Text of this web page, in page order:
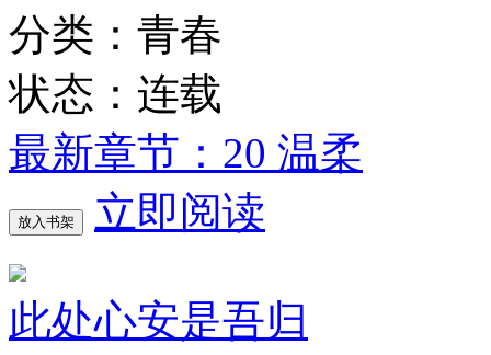
分类：青春
状态：连载
最新章节：20 温柔
放入书架 立即阅读
此处心安是吾归